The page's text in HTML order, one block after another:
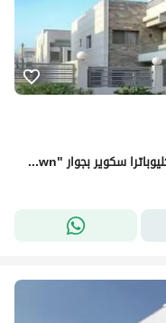
توين هاوس للبيع استلام فوري في كمبوند كليوباترا سكوير بجوار "the crown".